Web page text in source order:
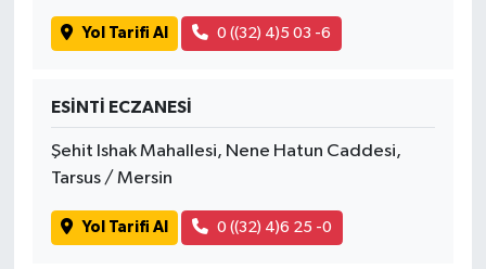
Yol Tarifi Al 0 ((32) 4)5 03 -6
ESİNTİ ECZANESİ
Şehit Ishak Mahallesi, Nene Hatun Caddesi,
Tarsus / Mersin
Yol Tarifi Al 0 ((32) 4)6 25 -0